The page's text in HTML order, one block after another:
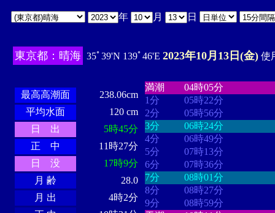
年 月 日
東京都：晴海 35ﾟ39'N 139ﾟ46'E 2023年10月13日(金) 使
最高高潮面
238.06cm
平均水面
120 cm
日 出
5時45分
正 中
11時27分
日 没
17時9分
月 齢
28.0
月 出
4時2分
満潮
04時05分
1分
05時22分
2分
05時56分
3分
06時24分
4分
06時49分
5分
07時13分
6分
07時36分
7分
08時01分
8分
08時27分
9分
08時59分